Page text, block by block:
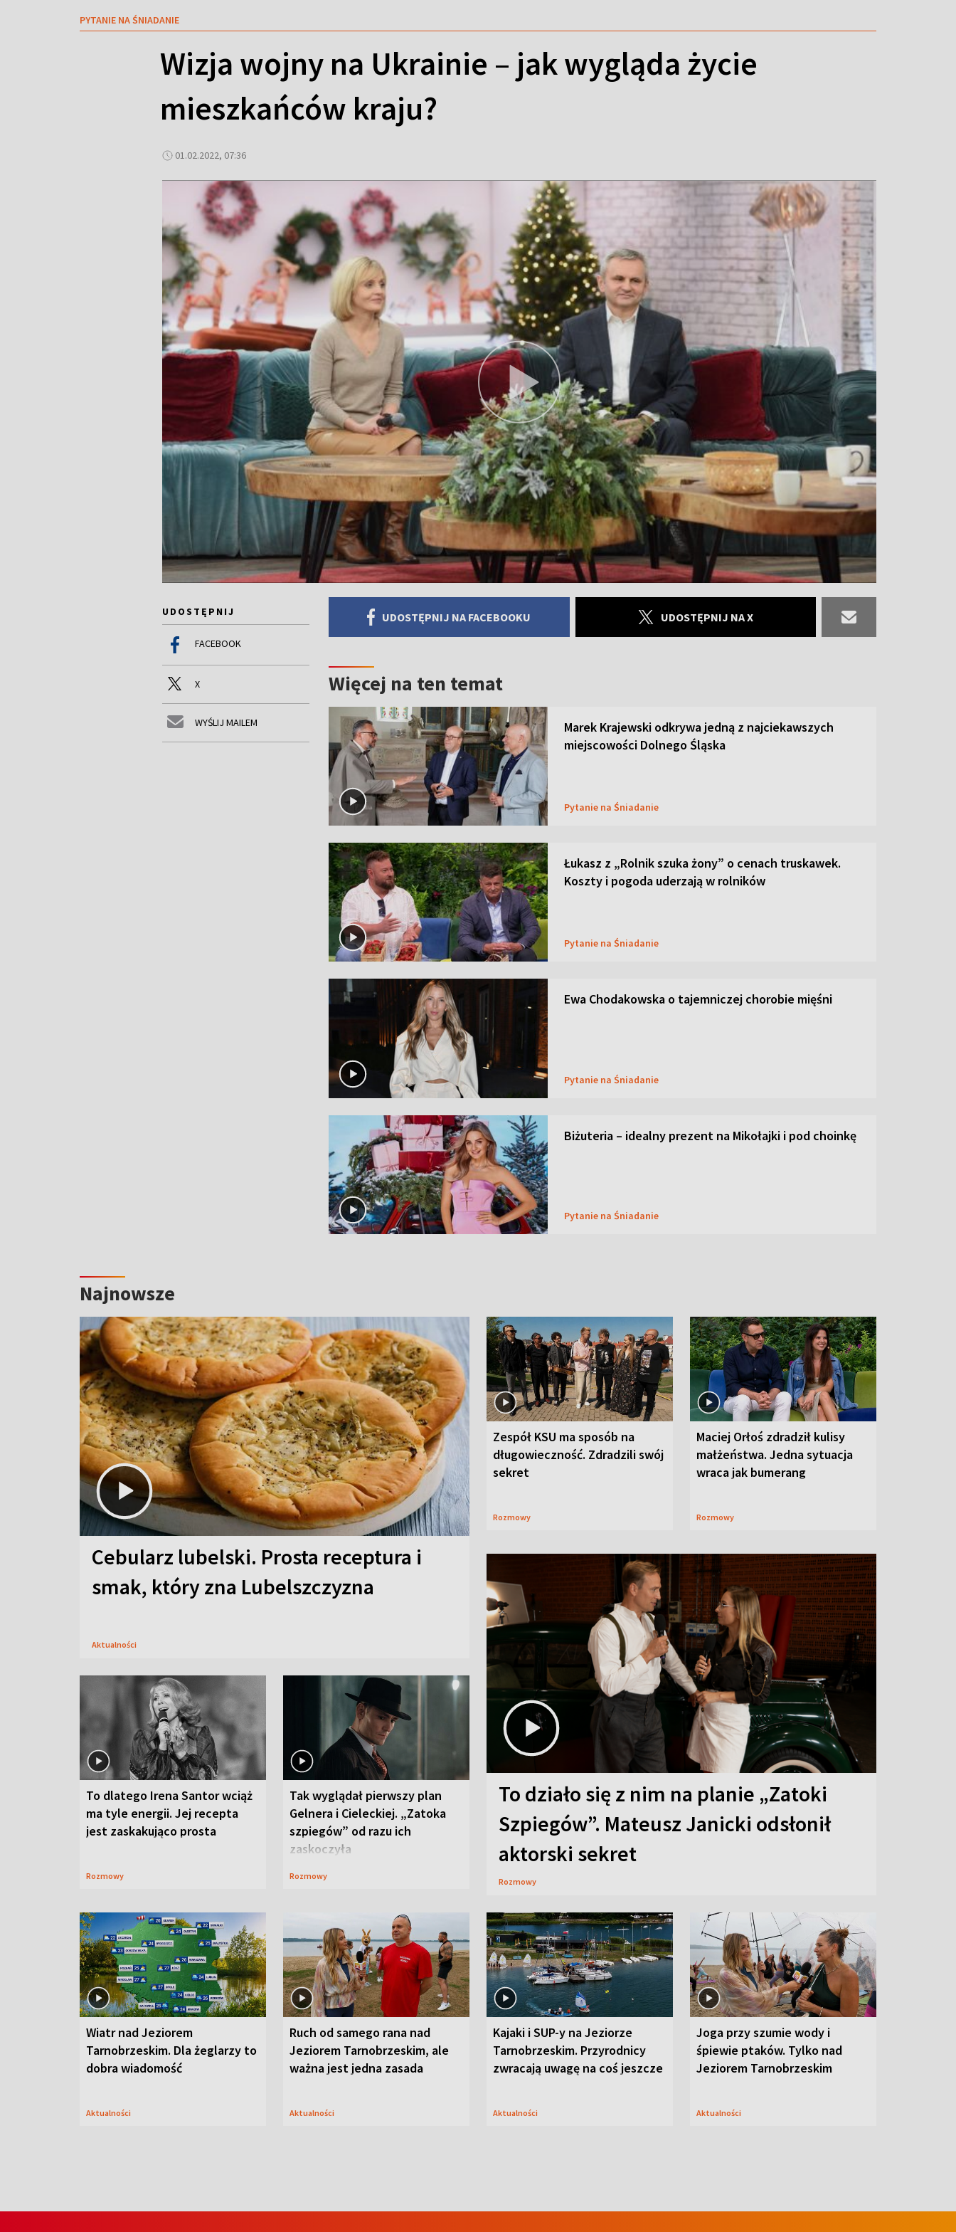
PYTANIE NA ŚNIADANIE
Wizja wojny na Ukrainie – jak wygląda życie
mieszkańców kraju?
01.02.2022, 07:36
UDOSTĘPNIJ
FACEBOOK
X
WYŚLIJ MAILEM
UDOSTĘPNIJ NA FACEBOOKU UDOSTĘPNIJ NA X
Więcej na ten temat
Marek Krajewski odkrywa jedną z najciekawszych
miejscowości Dolnego Śląska
Pytanie na Śniadanie
Łukasz z „Rolnik szuka żony” o cenach truskawek.
Koszty i pogoda uderzają w rolników
Pytanie na Śniadanie
Ewa Chodakowska o tajemniczej chorobie mięśni
Pytanie na Śniadanie
Biżuteria – idealny prezent na Mikołajki i pod choinkę
Pytanie na Śniadanie
Najnowsze
Cebularz lubelski. Prosta receptura i
smak, który zna Lubelszczyzna
Aktualności
Zespół KSU ma sposób na
długowieczność. Zdradzili swój
sekret
Rozmowy
Maciej Orłoś zdradził kulisy
małżeństwa. Jedna sytuacja
wraca jak bumerang
Rozmowy
To dlatego Irena Santor wciąż
ma tyle energii. Jej recepta
jest zaskakująco prosta
Rozmowy
Tak wyglądał pierwszy plan
Gelnera i Cieleckiej. „Zatoka
szpiegów” od razu ich
zaskoczyła
Rozmowy
To działo się z nim na planie „Zatoki
Szpiegów”. Mateusz Janicki odsłonił
aktorski sekret
Rozmowy
Wiatr nad Jeziorem
Tarnobrzeskim. Dla żeglarzy to
dobra wiadomość
Aktualności
Ruch od samego rana nad
Jeziorem Tarnobrzeskim, ale
ważna jest jedna zasada
Aktualności
Kajaki i SUP-y na Jeziorze
Tarnobrzeskim. Przyrodnicy
zwracają uwagę na coś jeszcze
Aktualności
Joga przy szumie wody i
śpiewie ptaków. Tylko nad
Jeziorem Tarnobrzeskim
Aktualności